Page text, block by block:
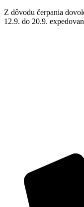
Z dôvodu čerpania
12.9. do 20.9.